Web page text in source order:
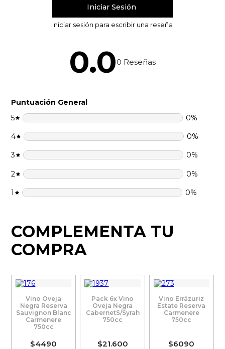
0.00 Reseñas
Puntuación General
5
0%
4 0%
3 0%
2 0%
1 0%
COMPLEMENTA TU
COMPRA
Vino Oveja
Negra Reserva
Sauvignon Blanc
Carmenere
750cc
$4490
Vino Errázuriz
Estate Reserva
Carmenere
750cc
$6090
Pack 6x Vino
Oveja Negra
CabernetS/Syrah
750cc
$21.600